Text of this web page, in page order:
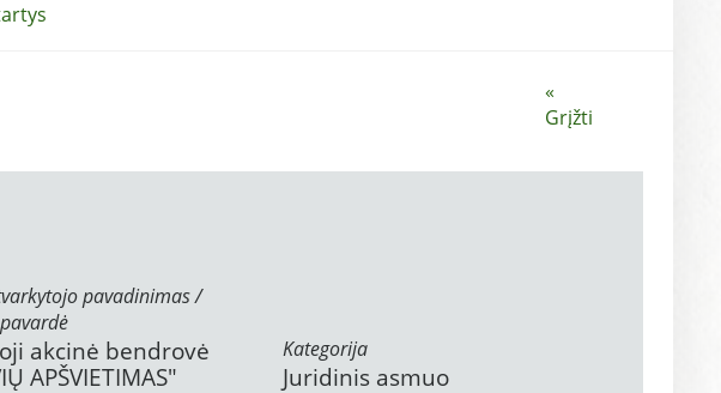
«
Grįžti
pavadinimas /
akcinė bendrovė
APŠVIETIMAS"
Kategorija
Juridinis asmuo